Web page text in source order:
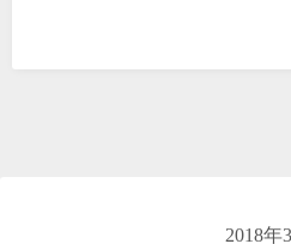
2018年